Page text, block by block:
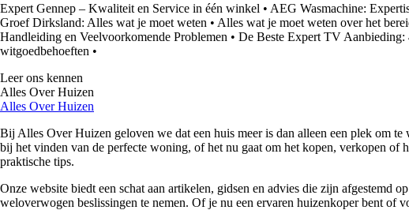
Expert Gennep – Kwaliteit en Service in één winkel • AEG Wasmachine:
Groef Dirksland: Alles wat je moet weten • Alles wat je moet weten over het
Handleiding en Veelvoorkomende Problemen • De Beste Expert TV
witgoedbehoeften •
Leer ons kennen
Alles Over Huizen
Alles Over Huizen
Bij Alles Over Huizen geloven we dat een huis meer is dan alleen een plek om
bij het vinden van de perfecte woning, of het nu gaat om het kopen, verkopen
praktische tips.
Onze website biedt een schat aan artikelen, gidsen en advies die zijn afgestemd
weloverwogen beslissingen te nemen. Of je nu een ervaren huizenkoper bent of